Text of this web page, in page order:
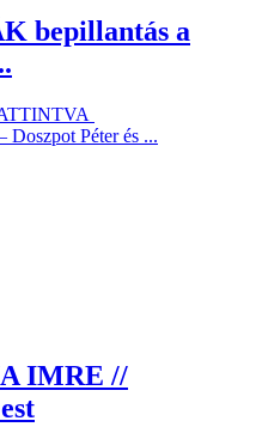
bepillantás a
Doszpot Péter és ...
IMRE //